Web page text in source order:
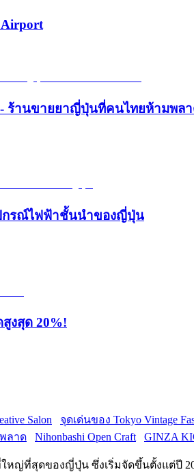
Airport
- ร้านขายยาญี่ปุ่นที่คนไทยห้ามพล
กรณ์ไฟฟ้าชั้นนำของญี่ปุ่น
งสุด 20%!
Salon จุดเด่นของ Tokyo Vintage
ลาด Nihonbashi Open Craft GINZA
ที่ใหญ่ที่สุดของญี่ปุ่น ซึ่งเริ่มจัดขึ้นตั้งแต่